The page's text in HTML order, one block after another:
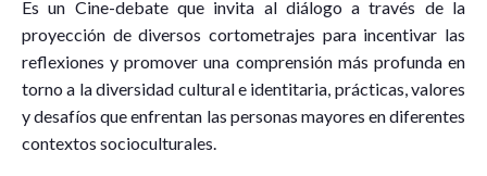
Es un Cine-debate que invita al diálogo a través de la
proyección de diversos cortometrajes para incentivar las
reflexiones y promover una comprensión más profunda en
torno a la diversidad cultural e identitaria, prácticas, valores
y desafíos que enfrentan las personas mayores en diferentes
contextos socioculturales.